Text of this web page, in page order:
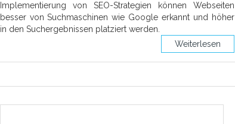
Implementierung von SEO-Strategien können Webseiten
besser von Suchmaschinen wie Google erkannt und höher
in den Suchergebnissen platziert werden.
Weiterlesen